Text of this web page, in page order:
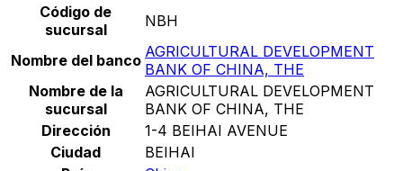
Código de
sucursal
NBH
Nombre del banco AGRICULTURAL DEVELOPMENT
BANK OF CHINA, THE
Nombre de la
sucursal
AGRICULTURAL DEVELOPMENT
BANK OF CHINA, THE
Dirección
1-4 BEIHAI AVENUE
Ciudad
BEIHAI